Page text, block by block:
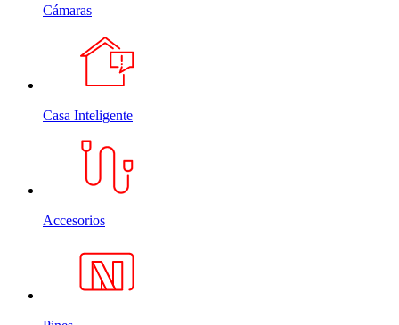
Cámaras
Casa Inteligente
Accesorios